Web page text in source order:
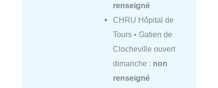
renseigné
CHRU Hôpital de
Tours • Gatien de
Clocheville ouvert
dimanche : non
renseigné